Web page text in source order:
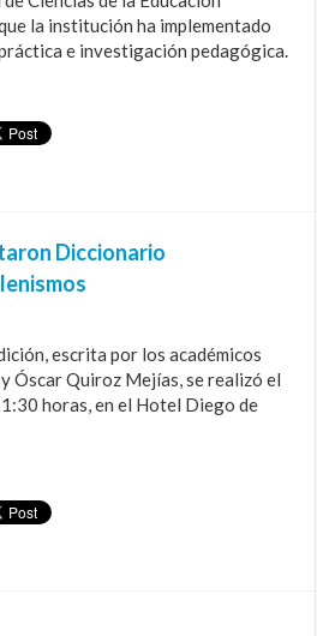
la institución ha implementado
e investigación pedagógica.
Diccionario
escrita por los académicos
Óscar Quiroz Mejías, se realizó el
horas, en el Hotel Diego de